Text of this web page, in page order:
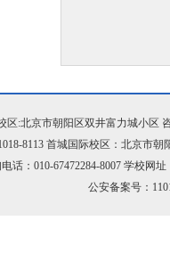
区:北京市朝阳区双井富力城小区
8113 首城国际校区：北京市
话：010-67472284-8007 学校网
公安备案号：